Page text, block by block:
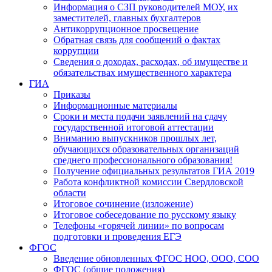
Информация о СЗП руководителей МОУ, их
заместителей, главных бухгалтеров
Антикоррупционное просвещение
Обратная связь для сообщений о фактах
коррупции
Сведения о доходах, расходах, об имуществе и
обязательствах имущественного характера
ГИА
Приказы
Информационные материалы
Сроки и места подачи заявлений на сдачу
государственной итоговой аттестации
Вниманию выпускников прошлых лет,
обучающихся образовательных организаций
среднего профессионального образования!
Получение официальных результатов ГИА 2019
Работа конфликтной комиссии Свердловской
области
Итоговое сочинение (изложение)
Итоговое собеседование по русскому языку
Телефоны «горячей линии» по вопросам
подготовки и проведения ЕГЭ
ФГОС
Введение обновленных ФГОС НОО, ООО, СОО
ФГОС (общие положения)